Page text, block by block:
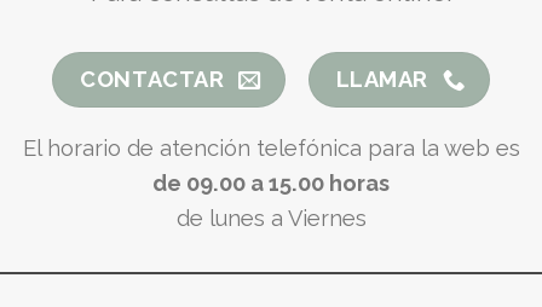
CONTACTAR LLAMAR
El horario de atención telefónica para la web es
de 09.00 a 15.00 horas
de lunes a Viernes